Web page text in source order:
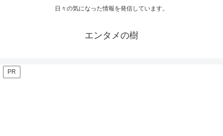
日々の気になった情報を発信しています。
エンタメの樹
PR